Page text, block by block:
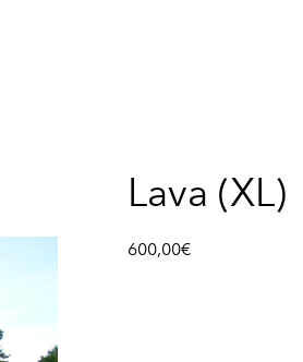
Lava (XL)
600,00€